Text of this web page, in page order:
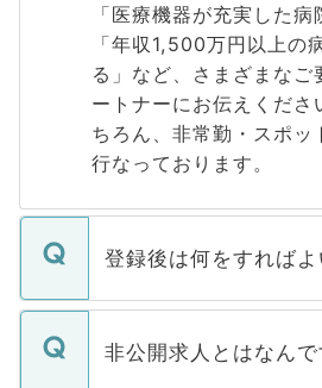
「医療機器が充実した病
「年収1,500万円以上の
る」など、さまざまなご
ートナーにお伝えくださ
ちろん、非常勤・スポッ
行なっております。
登録後は何をすれば
ご登録いただきましたら
登録内容を確認し、その
非公開求人とはなんで